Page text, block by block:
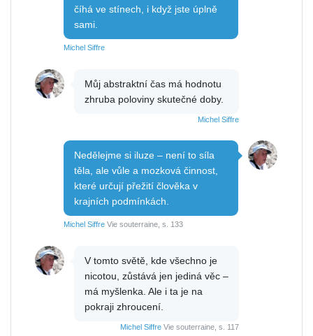
číhá ve stínech, i když jste úplně
sami.
Michel Siffre
Můj abstraktní čas má hodnotu
zhruba poloviny skutečné doby.
Michel Siffre
Nedělejme si iluze – není to síla
těla, ale vůle a mozková činnost,
které určují přežití člověka v
krajních podmínkách.
Michel Siffre Vie souterraine, s. 133
V tomto světě, kde všechno je
nicotou, zůstává jen jediná věc –
má myšlenka. Ale i ta je na
pokraji zhroucení.
Michel Siffre Vie souterraine, s. 117